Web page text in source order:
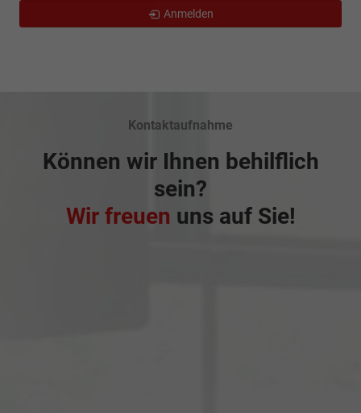
Anmelden
Kontaktaufnahme
Können wir Ihnen behilflich
sein?
Wir freuen uns auf Sie!